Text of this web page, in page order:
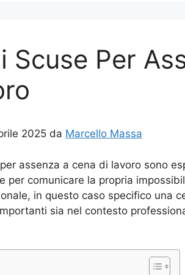
Scuse Per
2025 da Marcello Massa
assenza a cena di lavoro sono
per comunicare la propria
in questo caso specifico una
sia nel contesto